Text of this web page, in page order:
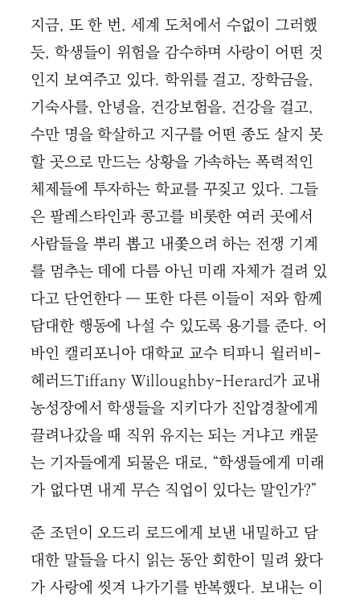
지금, 또 한 번, 세계 도처에서 수없이 그러했
듯, 학생들이 위험을 감수하며 사랑이 어떤 것
인지 보여주고 있다. 학위를 걸고, 장학금을,
기숙사를, 안녕을, 건강보험을, 건강을 걸고,
수만 명을 학살하고 지구를 어떤 종도 살지 못
할 곳으로 만드는 상황을 가속하는 폭력적인
체제들에 투자하는 학교를 꾸짖고 있다. 그들
은 팔레스타인과 콩고를 비롯한 여러 곳에서
사람들을 뿌리 뽑고 내쫓으려 하는 전쟁 기계
를 멈추는 데에 다름 아닌 미래 자체가 걸려 있
다고 단언한다 ― 또한 다른 이들이 저와 함께
담대한 행동에 나설 수 있도록 용기를 준다. 어
바인 캘리포니아 대학교 교수 티파니 윌러비-
헤러드Tiffany Willoughby-Herard가 교내
농성장에서 학생들을 지키다가 진압경찰에게
끌려나갔을 때 직위 유지는 되는 거냐고 캐묻
는 기자들에게 되물은 대로, “학생들에게 미래
가 없다면 내게 무슨 직업이 있다는 말인가?”
준 조던이 오드리 로드에게 보낸 내밀하고 담
대한 말들을 다시 읽는 동안 회한이 밀려 왔다
가 사랑에 씻겨 나가기를 반복했다. 보내는 이